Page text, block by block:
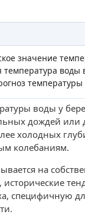
значение
воды
температуры
воды у
дождей или
холодных
колебаниям.
на
специфичную